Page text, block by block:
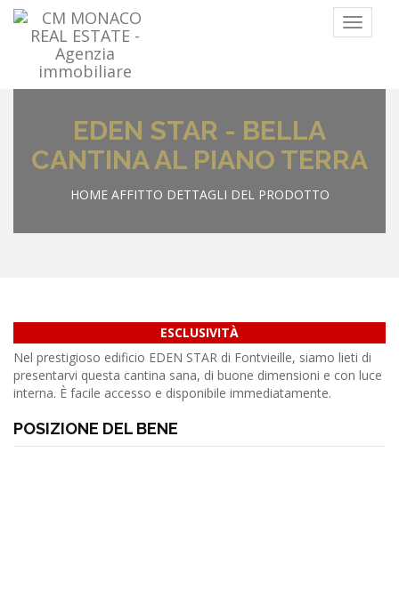
Menu
EDEN STAR - BELLA
CANTINA AL PIANO TERRA
HOME AFFITTO DETTAGLI DEL PRODOTTO
ESCLUSIVITÀ
Nel prestigioso edificio EDEN STAR di Fontvieille, siamo lieti di
presentarvi questa cantina sana, di buone dimensioni e con luce
interna. È facile accesso e disponibile immediatamente.
POSIZIONE DEL BENE